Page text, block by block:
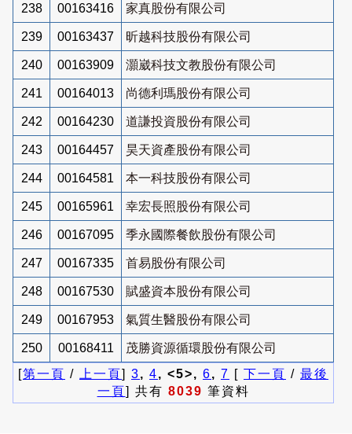
238 00163416 家真股份有限公司
239 00163437 昕越科技股份有限公司
240 00163909 灝崴科技文教股份有限公司
241 00164013 尚德利瑪股份有限公司
242 00164230 道謙投資股份有限公司
243 00164457 昊天資產股份有限公司
244 00164581 本一科技股份有限公司
245 00165961 幸宏長照股份有限公司
246 00167095 季永國際餐飲股份有限公司
247 00167335 首易股份有限公司
248 00167530 賦盛資本股份有限公司
249 00167953 氣質生醫股份有限公司
250 00168411
茂勝資源循環股份有限公司
[第一頁 / 上一頁] 3, 4, <5>, 6, 7 [ 下一頁 / 最後
一頁] 共有 8039 筆資料